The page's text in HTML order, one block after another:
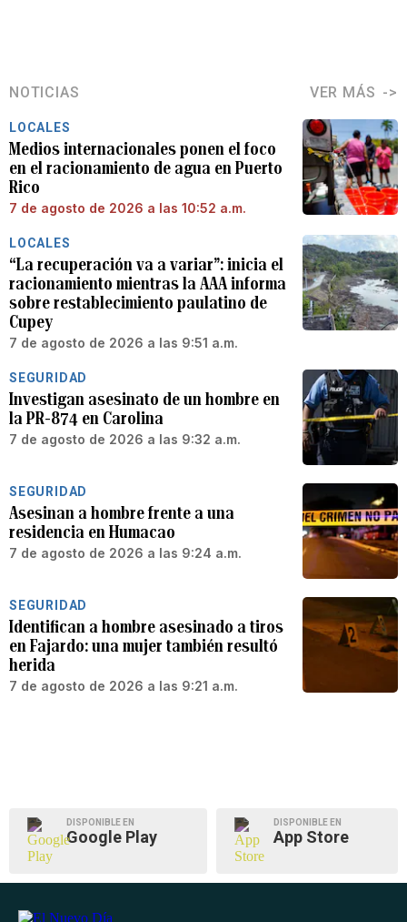
NOTICIAS VER MÁS
LOCALES
Medios internacionales ponen el foco
en el racionamiento de agua en Puerto
Rico
7 de agosto de 2026 a las 10:52 a.m.
LOCALES
“La recuperación va a variar”: inicia el
racionamiento mientras la AAA informa
sobre restablecimiento paulatino de
Cupey
7 de agosto de 2026 a las 9:51 a.m.
SEGURIDAD
Investigan asesinato de un hombre en
la PR-874 en Carolina
7 de agosto de 2026 a las 9:32 a.m.
SEGURIDAD
Asesinan a hombre frente a una
residencia en Humacao
7 de agosto de 2026 a las 9:24 a.m.
SEGURIDAD
Identifican a hombre asesinado a tiros
en Fajardo: una mujer también resultó
herida
7 de agosto de 2026 a las 9:21 a.m.
DISPONIBLE EN
Google Play
DISPONIBLE EN
App Store